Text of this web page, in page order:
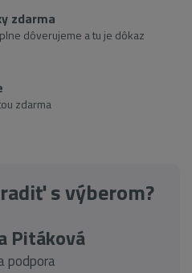
zdarma
dôverujeme a tu je dôkaz
zdarma
s výberom?
Pitáková
podpora